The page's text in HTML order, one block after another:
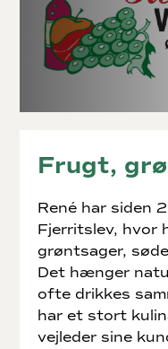
Frugt,
René har siden
Fjerritslev, hvor
grøntsager,
Det hænger
ofte drikkes
har et stort
vejleder sine